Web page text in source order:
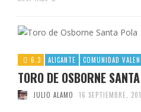
6.3 ALICANTE COMUNIDAD
TORO DE OSBORNE
JULIO ALAMO 16 SEPTIEMBRE,